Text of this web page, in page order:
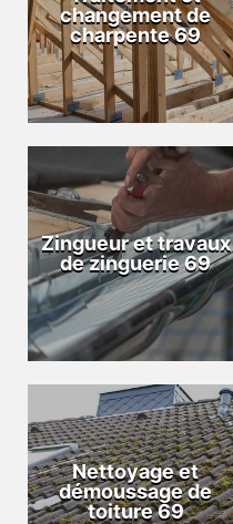
changement de
charpente 69
Zingueur et travaux
de zinguerie 69
Nettoyage et
démoussage de
toiture 69